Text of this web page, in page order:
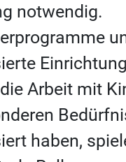
notwendig.
Arbeit mit
haben,